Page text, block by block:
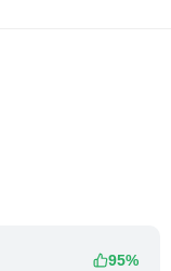
95%